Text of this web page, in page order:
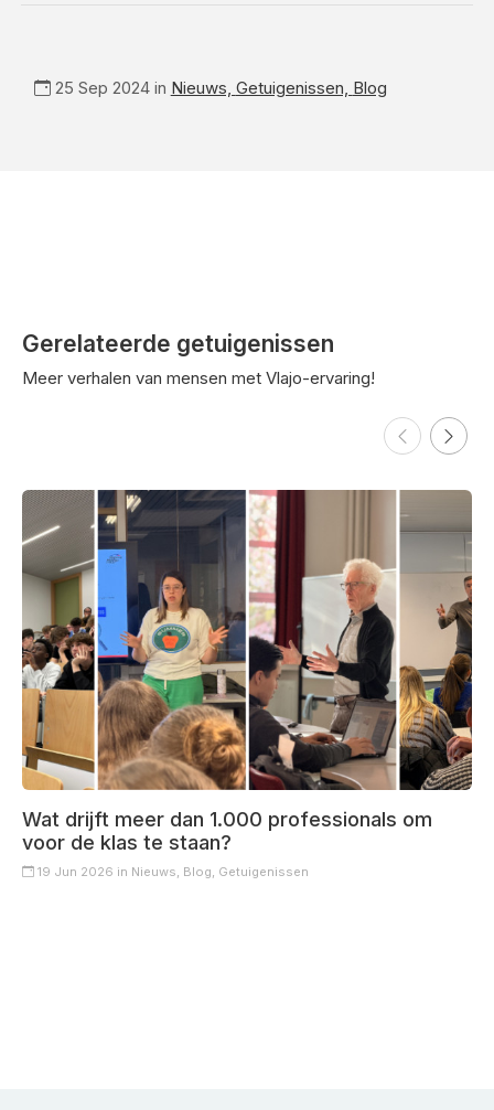
25 Sep 2024 in Nieuws, Getuigenissen, Blog
Gerelateerde getuigenissen
Meer verhalen van mensen met Vlajo-ervaring!
Wat drijft meer dan 1.000 professionals om
voor de klas te staan?
19 Jun 2026 in Nieuws, Blog, Getuigenissen